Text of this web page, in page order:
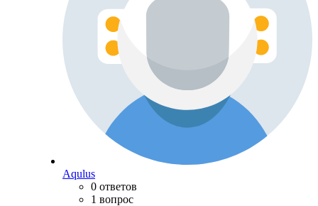
Aqulus
0 ответов
1 вопрос